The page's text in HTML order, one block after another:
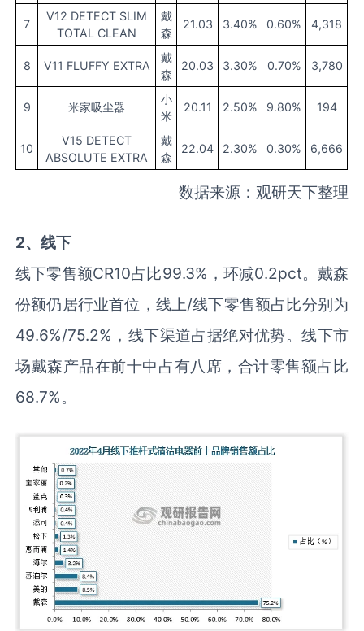
7
V12 DETECT SLIM
TOTAL CLEAN
戴
森
21.03 3.40% 0.60% 4,318
8 V11 FLUFFY EXTRA
戴
森
20.03 3.30% 0.70% 3,780
9 米家吸尘器
小
米
20.11 2.50% 9.80% 194
10
V15 DETECT
ABSOLUTE EXTRA
戴
森
22.04 2.30% 0.30% 6,666
数据来源：观研天下整理
2、线下
线下零售额CR10占比99.3%，环减0.2pct。戴森
份额仍居行业首位，线上/线下零售额占比分别为
49.6%/75.2%，线下渠道占据绝对优势。线下市
场戴森产品在前十中占有八席，合计零售额占比
68.7%。